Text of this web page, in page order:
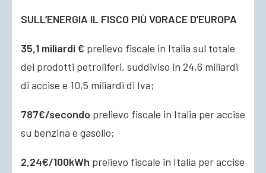
SULL’ENERGIA IL FISCO PIÙ VORACE D’EUROPA
35,1 miliardi € prelievo fiscale in Italia sul totale
dei prodotti petroliferi, suddiviso in 24,6 miliardi
di accise e 10,5 miliardi di Iva;
787€/secondo prelievo fiscale in Italia per accise
su benzina e gasolio;
2,24€/100kWh prelievo fiscale in Italia per accise